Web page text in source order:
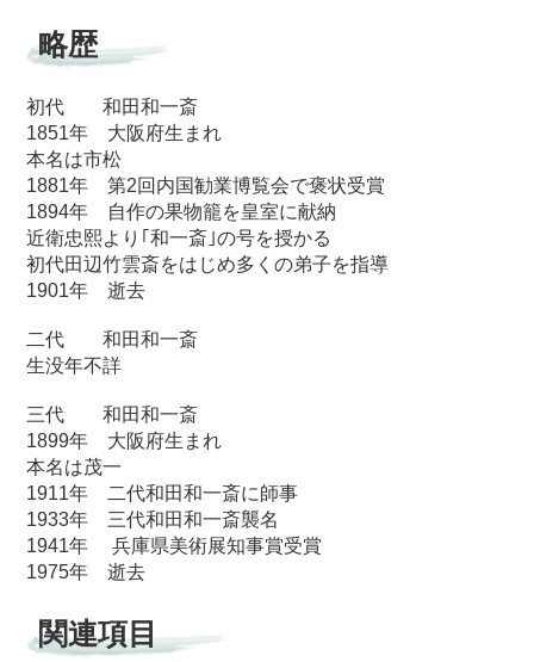
略歴
初代 和田和一斎
1851年 大阪府生まれ
本名は市松
1881年 第2回内国勧業博覧会で褒状受賞
1894年 自作の果物籠を皇室に献納
近衛忠熙より｢和一斎｣の号を授かる
初代田辺竹雲斎をはじめ多くの弟子を指導
1901年 逝去
二代 和田和一斎
生没年不詳
三代 和田和一斎
1899年 大阪府生まれ
本名は茂一
1911年 二代和田和一斎に師事
1933年 三代和田和一斎襲名
1941年 兵庫県美術展知事賞受賞
1975年 逝去
関連項目